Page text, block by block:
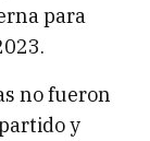
para
no fueron
y